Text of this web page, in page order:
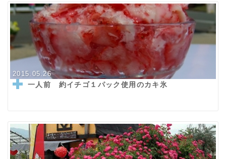
2015.05.26
一人前 約イチゴ１パック使用のカキ氷